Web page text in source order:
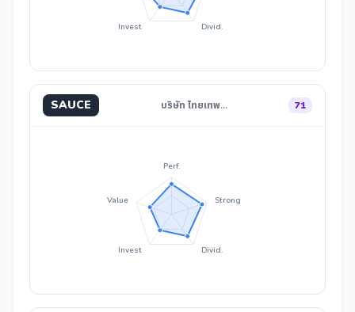
Divid.
Invest
SAUCE บริษัท ไทยเทพ… 71
Perf.
Strong
Divid.
Invest
Value